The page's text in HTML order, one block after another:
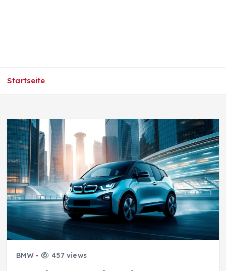
Startseite
BMW 457 views